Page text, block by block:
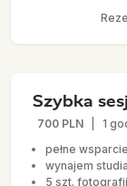
Szybka
700 PLN
1
pełne
wynajem
5 szt.